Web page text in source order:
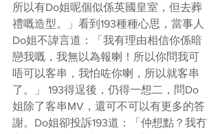
所以有Do姐呢個似係英國皇室，但去葬
禮嘅造型。」看到193種種心思，當事人
Do姐不諱言道：「我有理由相信你係暗
戀我嘅，我無以為報喇！所以你問我可
唔可以客串，我怕咗你喇，所以就客串
了。」 193得逞後，仍得一想二，問Do
姐除了客串MV，還可不可以有更多的答
謝。Do姐卻投訴193道：「仲想點？我冇